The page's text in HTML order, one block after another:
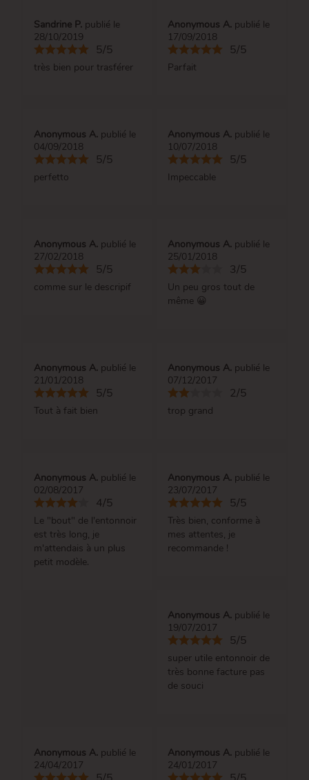
Sandrine P. publié le
28/10/2019
5/5
très bien pour trasférer
Anonymous A. publié le
17/09/2018
5/5
Parfait
Anonymous A. publié le
04/09/2018
5/5
perfetto
Anonymous A. publié le
10/07/2018
5/5
Impeccable
Anonymous A. publié le
27/02/2018
5/5
comme sur le descripif
Anonymous A. publié le
25/01/2018
3/5
Un peu gros tout de
même 😀
Anonymous A. publié le
21/01/2018
5/5
Tout à fait bien
Anonymous A. publié le
07/12/2017
2/5
trop grand
Anonymous A. publié le
02/08/2017
4/5
Le "bout" de l'entonnoir
est très long, je
m'attendais à un plus
petit modèle.
Anonymous A. publié le
23/07/2017
5/5
Très bien, conforme à
mes attentes, je
recommande !
Anonymous A. publié le
19/07/2017
5/5
super utile entonnoir de
très bonne facture pas
de souci
Anonymous A. publié le
24/04/2017
Anonymous A. publié le
24/01/2017